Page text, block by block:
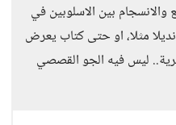
والانسجام بين الاسلوبين في
مثلا، او حتى كتاب يعرض
ليس فيه الجو القصصي